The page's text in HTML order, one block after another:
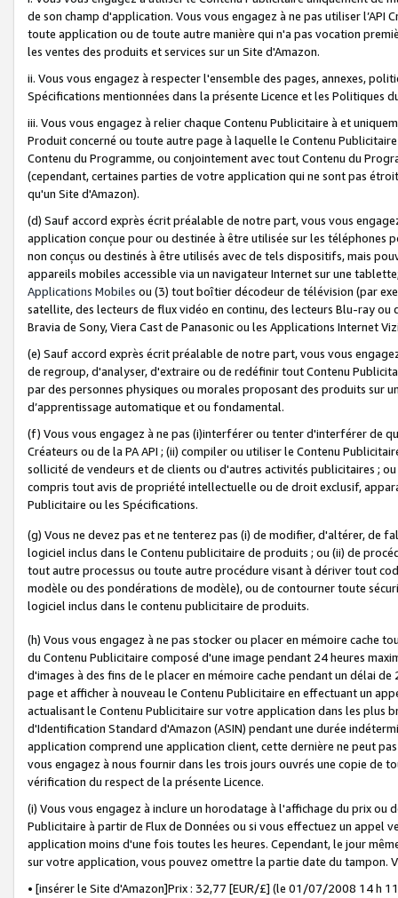
de son champ d'application. Vous vous engagez à ne pas utiliser l’API
toute application ou de toute autre manière qui n'a pas vocation
les ventes des produits et services sur un Site d'Amazon.
ii. Vous vous engagez à respecter l'ensemble des pages, annexes,
Spécifications mentionnées dans la présente Licence et les Politiques
iii. Vous vous engagez à relier chaque Contenu Publicitaire à et
Produit concerné ou toute autre page à laquelle le Contenu
Contenu du Programme, ou conjointement avec tout Contenu du
(cependant, certaines parties de votre application qui ne sont pas
qu'un Site d'Amazon).
(d) Sauf accord exprès écrit préalable de notre part, vous vous
application conçue pour ou destinée à être utilisée sur les téléphones
non conçus ou destinés à être utilisés avec de tels dispositifs, mais
appareils mobiles accessible via un navigateur Internet sur une
Applications Mobiles ou (3) tout boîtier décodeur de télévision (par
satellite, des lecteurs de flux vidéo en continu, des lecteurs Blu-ray
Bravia de Sony, Viera Cast de Panasonic ou les Applications Internet
(e) Sauf accord exprès écrit préalable de notre part, vous vous
de regroup, d'analyser, d'extraire ou de redéfinir tout Contenu
par des personnes physiques ou morales proposant des produits sur
d’apprentissage automatique et ou fondamental.
(f) Vous vous engagez à ne pas (i)interférer ou tenter d'interférer de
Créateurs ou de la PA API ; (ii) compiler ou utiliser le Contenu
sollicité de vendeurs et de clients ou d'autres activités publicitaires ;
compris tout avis de propriété intellectuelle ou de droit exclusif,
Publicitaire ou les Spécifications.
(g) Vous ne devez pas et ne tenterez pas (i) de modifier, d'altérer, de
logiciel inclus dans le Contenu publicitaire de produits ; ou (ii) de
tout autre processus ou toute autre procédure visant à dériver tout
modèle ou des pondérations de modèle), ou de contourner toute
logiciel inclus dans le contenu publicitaire de produits.
(h) Vous vous engagez à ne pas stocker ou placer en mémoire cache
du Contenu Publicitaire composé d'une image pendant 24 heures
d'images à des fins de le placer en mémoire cache pendant un délai
page et afficher à nouveau le Contenu Publicitaire en effectuant un
actualisant le Contenu Publicitaire sur votre application dans les plus
d'Identification Standard d'Amazon (ASIN) pendant une durée
application comprend une application client, cette dernière ne peut
vous engagez à nous fournir dans les trois jours ouvrés une copie de
vérification du respect de la présente Licence.
(i) Vous vous engagez à inclure un horodatage à l'affichage du prix
Publicitaire à partir de Flux de Données ou si vous effectuez un appel
application moins d'une fois toutes les heures. Cependant, le jour
sur votre application, vous pouvez omettre la partie date du tampon.
• [insérer le Site d'Amazon]Prix : 32,77 [EUR/£] (le 01/07/2008 14 h